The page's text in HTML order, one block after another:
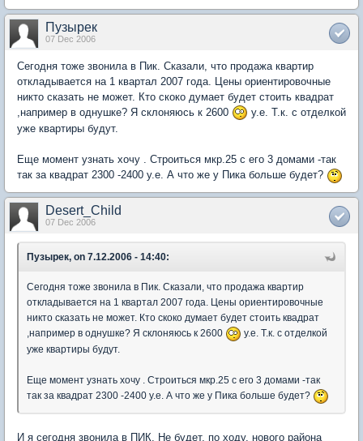
Пузырек
07 Dec 2006
Сегодня тоже звонила в Пик. Сказали, что продажа квартир
откладывается на 1 квартал 2007 года. Цены ориентировочные
никто сказать не может. Кто скоко думает будет стоить квадрат
,например в однушке? Я склоняюсь к 2600
у.е. Т.к. с отделкой
уже квартиры будут.
Еще момент узнать хочу . Строиться мкр.25 с его 3 домами -так
так за квадрат 2300 -2400 у.е. А что же у Пика больше будет?
Desert_Child
07 Dec 2006
Пузырек, on 7.12.2006 - 14:40:
Сегодня тоже звонила в Пик. Сказали, что продажа квартир
откладывается на 1 квартал 2007 года. Цены ориентировочные
никто сказать не может. Кто скоко думает будет стоить квадрат
,например в однушке? Я склоняюсь к 2600
у.е. Т.к. с отделкой
уже квартиры будут.
Еще момент узнать хочу . Строиться мкр.25 с его 3 домами -так
так за квадрат 2300 -2400 у.е. А что же у Пика больше будет?
И я сегодня звонила в ПИК. Не будет, по ходу, нового района